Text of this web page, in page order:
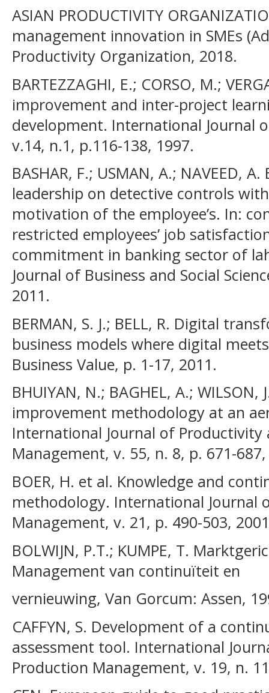
ASIAN PRODUCTIVITY
management innovation in SMEs
Productivity Organization, 2018.
BARTEZZAGHI, E.; CORSO, M.;
improvement and inter-project
development. International Journal
v.14, n.1, p.116-138, 1997.
BASHAR, F.; USMAN, A.; NAVEED,
leadership on detective controls
motivation of the employee’s. In:
restricted employees’ job
commitment in banking sector of
Journal of Business and Social
2011.
BERMAN, S. J.; BELL, R. Digital
business models where digital
Business Value, p. 1-17, 2011.
BHUIYAN, N.; BAGHEL, A.;
improvement methodology at an
International Journal of Productivity
Management, v. 55, n. 8, p. 671-
BOER, H. et al. Knowledge and
methodology. International Journal
Management, v. 21, p. 490-503,
BOLWIJN, P.T.; KUMPE, T.
Management van continuïteit en
vernieuwing, Van Gorcum: Assen,
CAFFYN, S. Development of a
assessment tool. International
Production Management, v. 19, n.